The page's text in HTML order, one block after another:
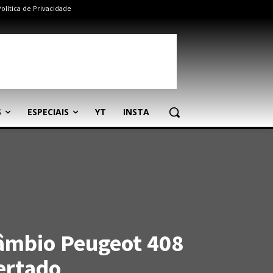
de Privacidade
ESPECIAIS YT INSTA
Peugeot 408